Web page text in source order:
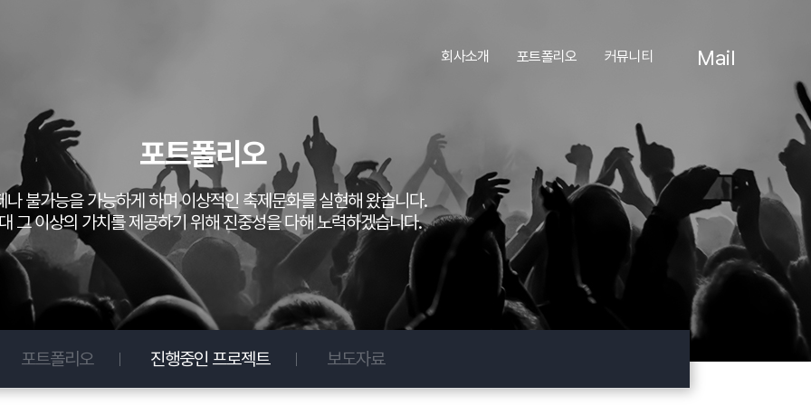
회사소개 포트폴리오 커뮤니티 Mail
포트폴리오
나 불가능을 가능하게 하며 이상적인 축제문화를 실현해 왔습니다.
그 이상의 가치를 제공하기 위해 진중성을 다해 노력하겠습니다.
포트폴리오 진행중인 프로젝트 보도자료